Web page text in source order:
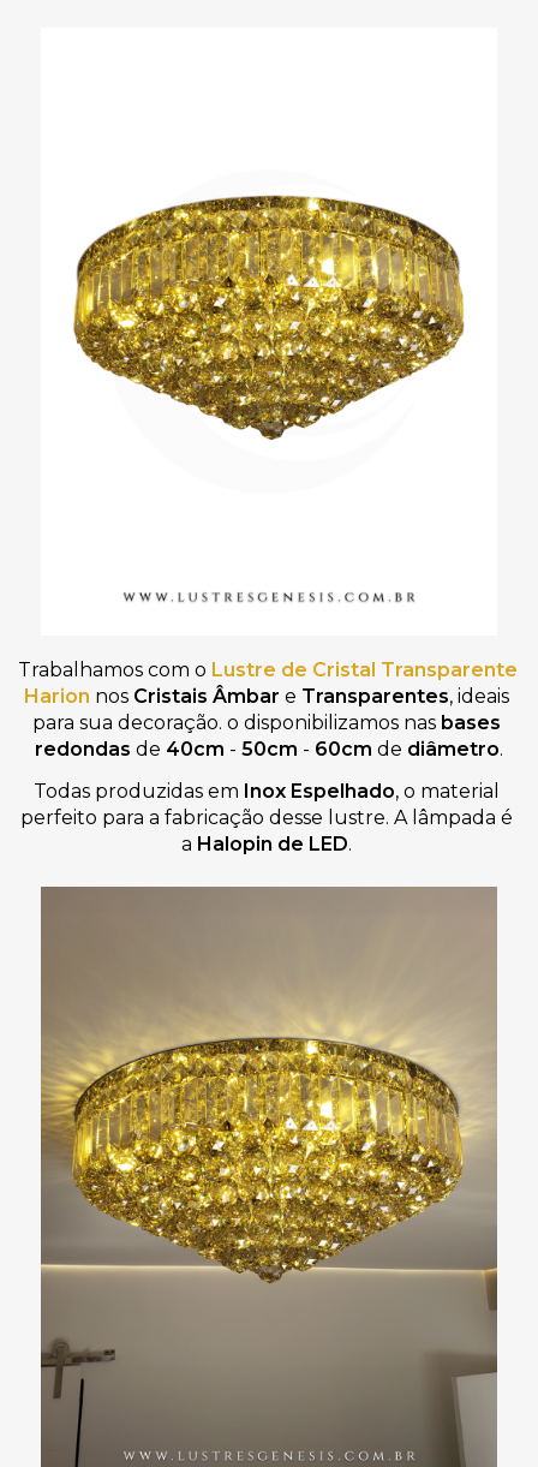
Trabalhamos com o Lustre de Cristal Transparente
Harion nos Cristais Âmbar e Transparentes, ideais
para sua decoração. o disponibilizamos nas bases
redondas de 40cm - 50cm - 60cm de diâmetro.
Todas produzidas em Inox Espelhado, o material
perfeito para a fabricação desse lustre. A lâmpada é
a Halopin de LED.